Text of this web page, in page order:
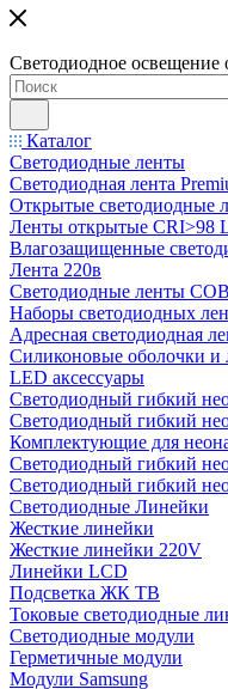
Светодиодное освещение
Каталог
Светодиодные ленты
Светодиодная лента
Открытые светодиодные
Ленты открытые CRI>98
Влагозащищенные
Лента 220в
Светодиодные ленты COB
Наборы светодиодных
Адресная светодиодная
Силиконовые оболочки и
LED аксессуары
Светодиодный гибкий
Светодиодный гибкий
Комплектующие для
Светодиодный гибкий
Светодиодный гибкий
Светодиодные Линейки
Жесткие линейки
Жесткие линейки 220V
Линейки LCD
Подсветка ЖК ТВ
Токовые светодиодные
Светодиодные модули
Герметичные модули
Модули Samsung